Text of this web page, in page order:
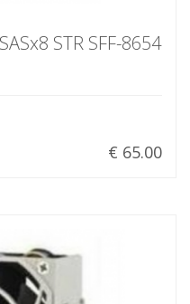
STR SFF-8654
€ 65.00